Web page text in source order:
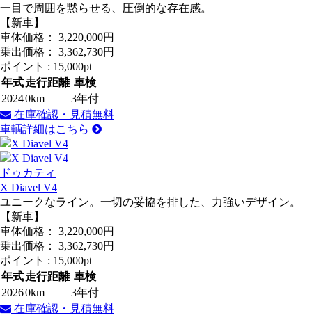
一目で周囲を黙らせる、圧倒的な存在感。
【新車】
車体価格： 3,220,000円
乗出価格： 3,362,730円
ポイント : 15,000pt
年式走行距離 車検
20240km
3年付
在庫確認・見積無料
車輌詳細はこちら
ドゥカティ
X Diavel V4
ユニークなライン。一切の妥協を排した、力強いデザイン。
【新車】
車体価格： 3,220,000円
乗出価格： 3,362,730円
ポイント : 15,000pt
年式走行距離 車検
20260km
3年付
在庫確認・見積無料